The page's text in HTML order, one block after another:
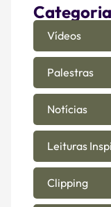
Vídeos
Palestras
Notícias
Leituras
Clipping